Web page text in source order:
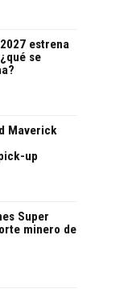
estrena
se
Maverick
up
Super
minero de